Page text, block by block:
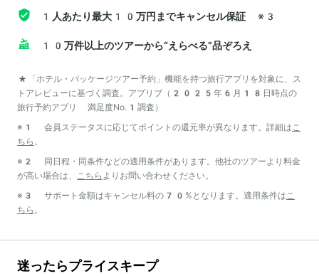
1人あたり最大10万円までキャンセル保証 ※3
10万件以上のツアーから“えらべる”品ぞろえ
*「ホテル・パッケージツアー予約」機能を持つ旅行アプリを対象に、ス
トアレビューに基づく調査。アプリブ（2025年6月18日時点の
旅行予約アプリ 満足度No.1調査）
※1 会員ステータスに応じてポイントの還元率が異なります。詳細はこ
ちら 。
※2 同日程・同条件などの適用条件があります。他社のツアーより料金
が高い場合は、 こちら よりお問い合わせください。
※3 サポート金額はキャンセル料の70%となります。適用条件はこ
ちら 。
迷ったらプライスキープ